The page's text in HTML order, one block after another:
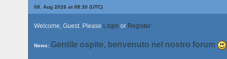
08. Aug 2026 at 08:30 (UTC)
Welcome, Guest. Please Login or Register
News: Gentile ospite, benvenuto nel nostro forum